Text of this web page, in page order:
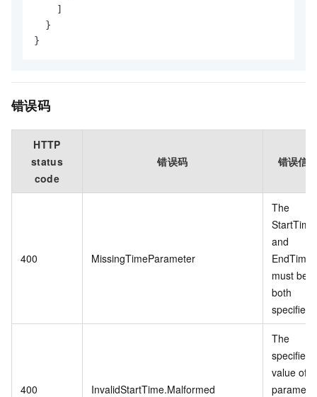
]
}
}
错误码
HTTP
status
code
错误码 错误信
400 MissingTimeParameter
The
StartTime
and
EndTime
must be
both
specified.
400 InvalidStartTime.Malformed
The
specified
value of